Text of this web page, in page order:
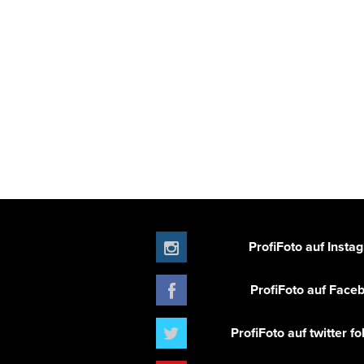
ProfiFoto auf
ProfiFoto auf
ProfiFoto auf twitter